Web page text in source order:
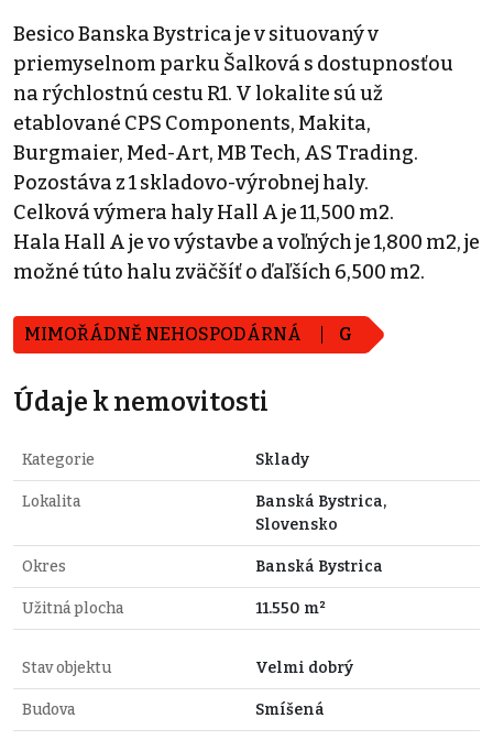
Besico Banska Bystrica je v situovaný v
priemyselnom parku Šalková s dostupnosťou
na rýchlostnú cestu R1. V lokalite sú už
etablované CPS Components, Makita,
Burgmaier, Med-Art, MB Tech, AS Trading.
Pozostáva z 1 skladovo-výrobnej haly.
Celková výmera haly Hall A je 11,500 m2.
Hala Hall A je vo výstavbe a voľných je 1,800 m2, je
možné túto halu zväčšíť o ďaľších 6,500 m2.
MIMOŘÁDNĚ NEHOSPODÁRNÁ G
Údaje k nemovitosti
Kategorie Sklady
Lokalita
Banská Bystrica,
Slovensko
Okres Banská Bystrica
Užitná plocha 11.550 m²
Stav objektu Velmi dobrý
Budova Smíšená